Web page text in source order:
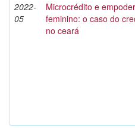
2022-
05
Microcrédito e
feminino: o caso do
no ceará